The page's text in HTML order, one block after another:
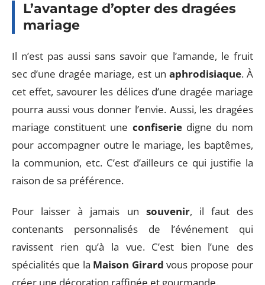
L’avantage d’opter des dragées
mariage
Il n’est pas aussi sans savoir que l’amande, le fruit
sec d’une dragée mariage, est un aphrodisiaque. À
cet effet, savourer les délices d’une dragée mariage
pourra aussi vous donner l’envie. Aussi, les dragées
mariage constituent une confiseriedigne du nom
pour accompagner outre le mariage, les baptêmes,
la communion, etc. C’est d’ailleurs ce qui justifie la
raison de sa préférence.
Pour laisser à jamais un souvenir, il faut des
contenants personnalisés de l’événement qui
ravissent rien qu’à la vue. C’est bien l’une des
spécialités que la Maison Girard vous propose pour